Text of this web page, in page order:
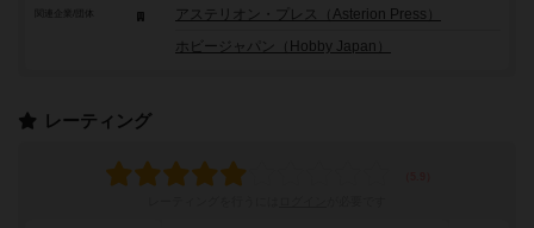
アステリオン・プレス（Asterion Press）
ホビージャパン（Hobby Japan）
レーティング